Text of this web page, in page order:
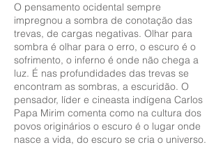
O pensamento ocidental sempre
impregnou a sombra de conotação das
trevas, de cargas negativas. Olhar para
sombra é olhar para o erro, o escuro é o
sofrimento, o inferno é onde não chega a
luz. É nas profundidades das trevas se
encontram as sombras, a escuridão. O
pensador, líder e cineasta indígena Carlos
Papa Mirim comenta como na cultura dos
povos originários o escuro é o lugar onde
nasce a vida, do escuro se cria o universo.